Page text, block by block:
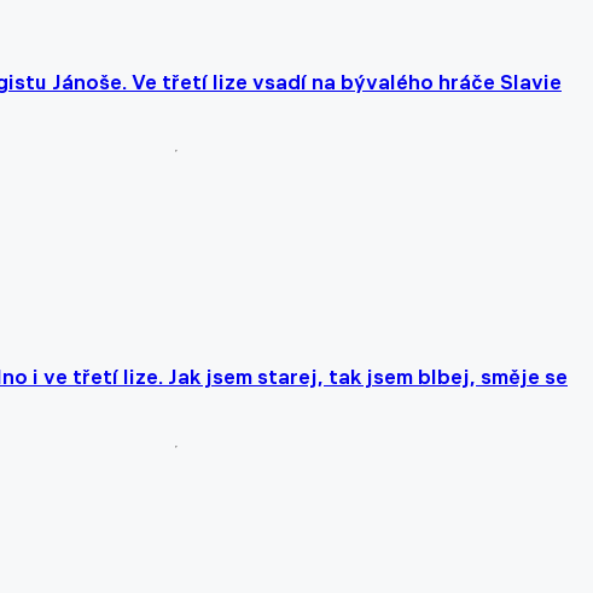
Jánoše. Ve třetí lize vsadí na bývalého hráče Slavie
i ve třetí lize. Jak jsem starej, tak jsem blbej, směje se